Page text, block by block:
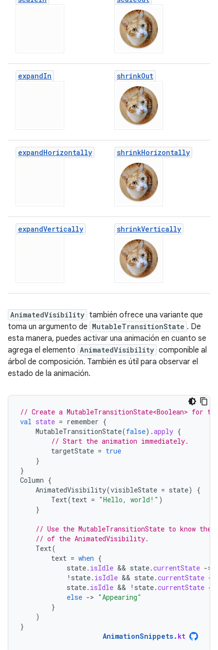
expandIn shrinkOut
expandHorizontally shrinkHorizontally
expandVertically shrinkVertically
AnimatedVisibility también ofrece una variante que
toma un argumento de MutableTransitionState . De
esta manera, puedes activar una animación en cuanto se
agrega el elemento AnimatedVisibility componible al
árbol de composición. También es útil para observar el
estado de la animación.
// Create a MutableTransitionState<Boolean> for
val state = remember {
MutableTransitionState(false).apply {
// Start the animation immediately.
targetState = true
}
}
Column {
AnimatedVisibility(visibleState = state)
{
Text(text = "Hello, world!" )
}
// Use the MutableTransitionState to know the
// of the AnimatedVisibility.
Text(
text = when {
state. isIdle && state.currentState ->
! state. isIdle && state.currentState -
state. isIdle && ! state.currentState -
else -> "Appearing"
}
)
}
AnimationSnippets. kt